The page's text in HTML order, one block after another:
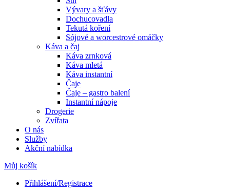
Vývary a šťávy
Dochucovadla
Tekutá koření
Sójové a worcestrové omáčky
Káva a čaj
Káva zrnková
Káva mletá
Káva instantní
Čaje
Čaje – gastro balení
Instantní nápoje
Drogerie
Zvířata
O nás
Služby
Akční nabídka
Můj košík
Přihlášení/Registrace